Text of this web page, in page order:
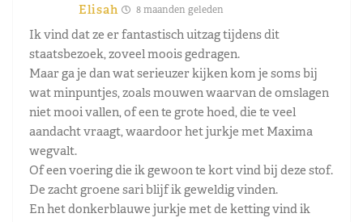
Elisah 8 maanden geleden
Ik vind dat ze er fantastisch uitzag tijdens dit
staatsbezoek, zoveel moois gedragen.
Maar ga je dan wat serieuzer kijken kom je soms bij
wat minpuntjes, zoals mouwen waarvan de omslagen
niet mooi vallen, of een te grote hoed, die te veel
aandacht vraagt, waardoor het jurkje met Maxima
wegvalt.
Of een voering die ik gewoon te kort vind bij deze stof.
De zacht groene sari blijf ik geweldig vinden.
En het donkerblauwe jurkje met de ketting vind ik